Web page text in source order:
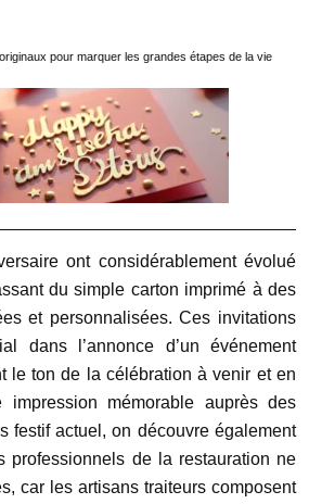
pour marquer les grandes étapes de la vie
ont considérablement évolué
du simple carton imprimé à des
et personnalisées. Ces invitations
dans l’annonce d’un événement
le ton de la célébration à venir et en
impression mémorable auprès des
festif actuel, on découvre également
professionnels de la restauration ne
car les artisans traiteurs composent